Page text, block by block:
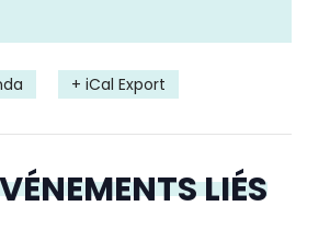
+ iCal Export
LIÉS